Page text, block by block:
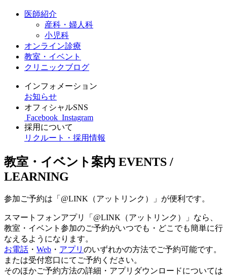
医師紹介
産科・婦人科
小児科
オンライン診療
教室・イベント
クリニックブログ
インフォメーション
お知らせ
オフィシャルSNS
Facebook Instagram
採用について
リクルート・採用情報
教室・イベント案内 EVENTS /
LEARNING
参加ご予約は「@LINK（アットリンク）」が便利です。
スマートフォンアプリ「@LINK（アットリンク）」なら、
教室・イベント参加のご予約がいつでも・どこでも簡単に行
なえるようになります。
お電話 ・ Web ・ アプリ のいずれかの方法でご予約可能です。
または受付窓口にてご予約ください。
そのほかご予約方法の詳細・アプリダウンロードについては